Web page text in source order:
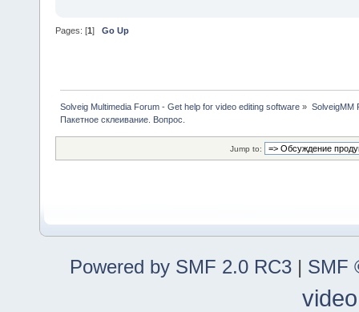
Pages: [1] Go Up
Solveig Multimedia Forum - Get help for video editing software » SolveigMM
Пакетное склеивание. Вопрос.
Jump to:
Powered by SMF 2.0 RC3 | SMF